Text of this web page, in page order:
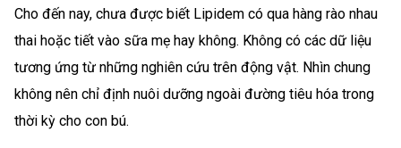
Cho đến nay, chưa được biết Lipidem có qua hàng rào nhau
thai hoặc tiết vào sữa mẹ hay không. Không có các dữ liệu
tương ứng từ những nghiên cứu trên động vật. Nhìn chung
không nên chỉ định nuôi dưỡng ngoài đường tiêu hóa trong
thời kỳ cho con bú.